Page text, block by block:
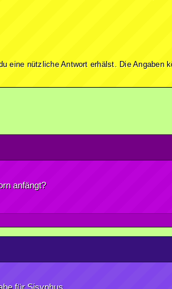
eine nützliche Antwort erhälst. Die Angaben
anfängt?
für Sisyphus